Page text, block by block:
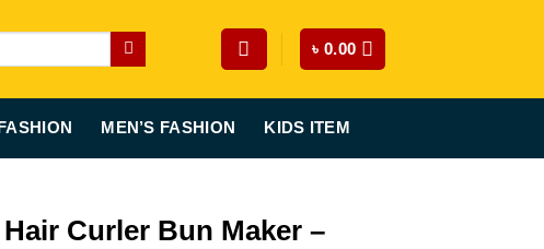
৳ 0.00
MEN’S FASHION KIDS ITEM
Curler Bun Maker –